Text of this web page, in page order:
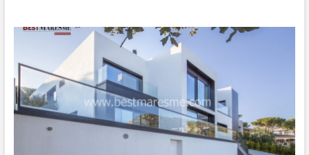
en
panorámicas
vistas
al
mar,
Arenys
de